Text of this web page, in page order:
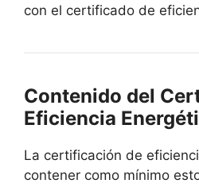
con el certificado de
Contenido del
Eficiencia
La certificación de
contener como mínimo